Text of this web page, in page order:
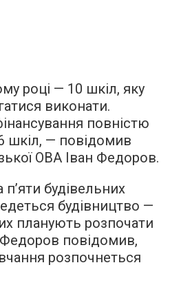
році — 10 шкіл, яку
виконати.
повністю
шкіл, — повідомив
ОВА Іван Федоров.
будівельних
будівництво —
планують розпочати
повідомив,
розпочнеться